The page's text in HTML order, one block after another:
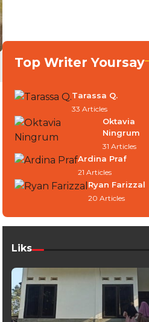
Top Writer Yoursay
Tarassa Q.
33 Articles
Oktavia
Ningrum
31 Articles
Ardina Praf
21 Articles
Ryan Farizzal
20 Articles
Liks